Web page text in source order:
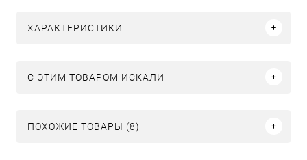
ХАРАКТЕРИСТИКИ
C ЭТИМ ТОВАРОМ ИСКАЛИ
ПОХОЖИЕ ТОВАРЫ (8)